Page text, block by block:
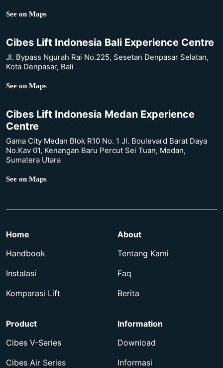
See on Maps
Cibes Lift Indonesia Bali Experience Centre
Jl. Bypass Ngurah Rai No.225, Sesetan Denpasar Selatan,
Kota Denpasar, Bali
See on Maps
Cibes Lift Indonesia Medan Experience
Centre
Gama City Medan Blok R10 No. 1 Jl. Boulevard Barat Daya
No.Kav 01, Kenangan Baru Percut Sei Tuan, Medan,
Sumatera Utara
See on Maps
Home
Handbook
Instalasi
Komparasi Lift
About
Tentang Kami
Faq
Berita
Product
Cibes V-Series
Cibes Air Series
Information
Download
Informasi